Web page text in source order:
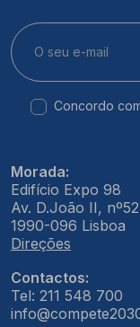
Concordo
Morada:
Edifício Expo 98
Av. D.João II,
1990-096 Lisboa
Direções
Contactos:
Tel: 211 548 700